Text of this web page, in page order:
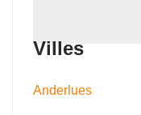
Villes
Anderlues